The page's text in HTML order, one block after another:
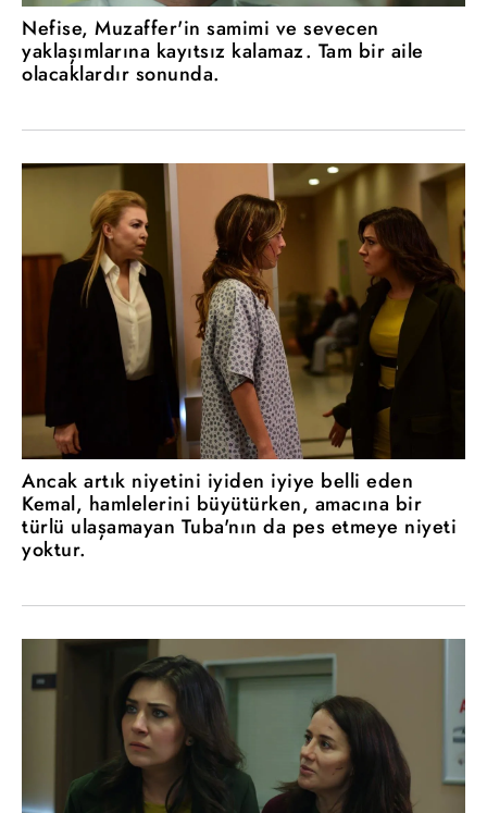
Nefise, Muzaffer'in samimi ve sevecen
yaklaşımlarına kayıtsız kalamaz. Tam bir aile
olacaklardır sonunda.
Ancak artık niyetini iyiden iyiye belli eden
Kemal, hamlelerini büyütürken, amacına bir
türlü ulaşamayan Tuba'nın da pes etmeye niyeti
yoktur.